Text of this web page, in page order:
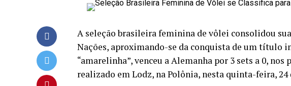
A seleção brasileira feminina de vôlei consolidou
Nações, aproximando-se da conquista de um título
“amarelinha”, venceu a Alemanha por 3 sets a 0, nos
realizado em Lodz, na Polônia, nesta quinta-feira, 24